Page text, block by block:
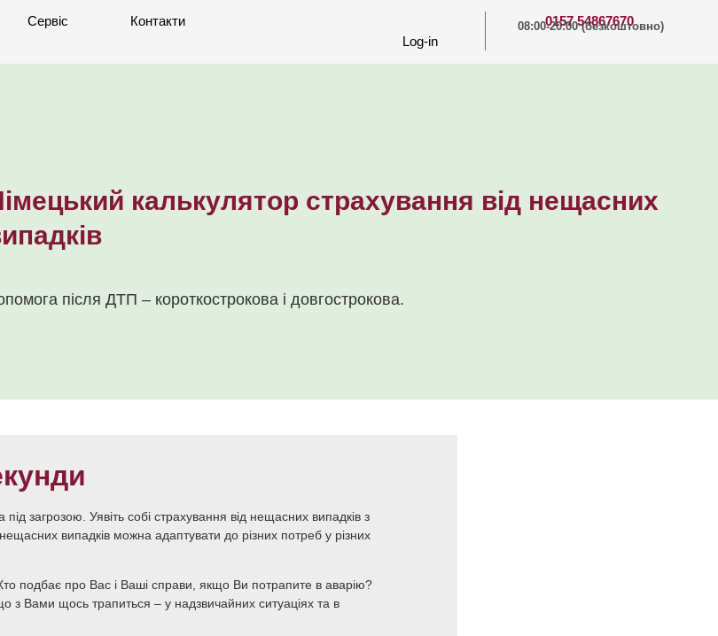
Сервіс
Контакти
Log-in
0157 54867670
08:00-20:00 (безкоштовно)
калькулятор страхування від нещасних
після ДТП – короткострокова і довгострокова.
загрозою. Уявіть собі страхування від нещасних випадків з
випадків можна адаптувати до різних потреб у різних
подбає про Вас і Ваші справи, якщо Ви потрапите в аварію?
з Вами щось трапиться – у надзвичайних ситуаціях та в